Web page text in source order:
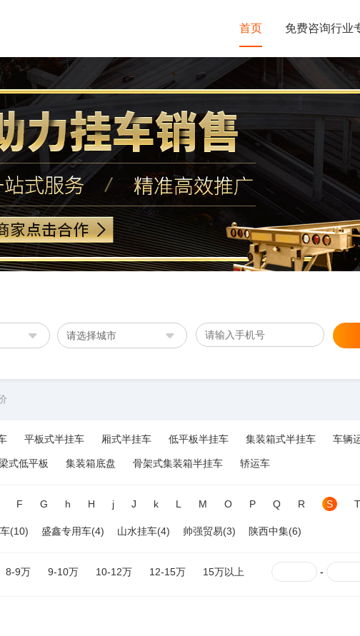
首页 免费咨询行业
请选择城市
平板式半挂车 厢式半挂车 低平板半挂车 集装箱式半挂车 车辆
式低平板 集装箱底盘 骨架式集装箱半挂车 轿运车
F G h H j J k L M O P Q R S T
(10) 盛鑫专用车(4) 山水挂车(4) 帅强贸易(3) 陕西中集(6)
8-9万 9-10万 10-12万 12-15万 15万以上 -